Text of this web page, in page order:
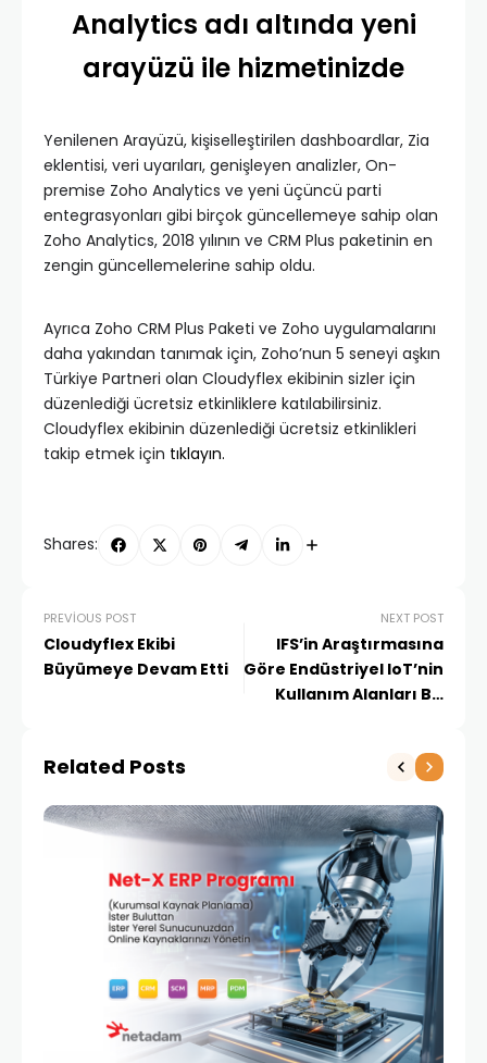
Analytics adı altında yeni
arayüzü ile hizmetinizde
Yenilenen Arayüzü, kişiselleştirilen dashboardlar, Zia
eklentisi, veri uyarıları, genişleyen analizler, On-
premise Zoho Analytics ve yeni üçüncü parti
entegrasyonları gibi birçok güncellemeye sahip olan
Zoho Analytics, 2018 yılının ve CRM Plus paketinin en
zengin güncellemelerine sahip oldu.
Ayrıca Zoho CRM Plus Paketi ve Zoho uygulamalarını
daha yakından tanımak için, Zoho’nun 5 seneyi aşkın
Türkiye Partneri olan Cloudyflex ekibinin sizler için
düzenlediği ücretsiz etkinliklere katılabilirsiniz.
Cloudyflex ekibinin düzenlediği ücretsiz etkinlikleri
takip etmek için tıklayın.
Shares:
PREVIOUS POST
Cloudyflex Ekibi
Büyümeye Devam Etti
NEXT POST
IFS’in Araştırmasına
Göre Endüstriyel IoT’nin
Kullanım Alanları Bir
Related Posts